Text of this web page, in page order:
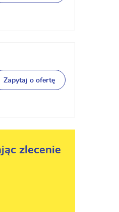
Zapytaj o ofertę
zlecenie